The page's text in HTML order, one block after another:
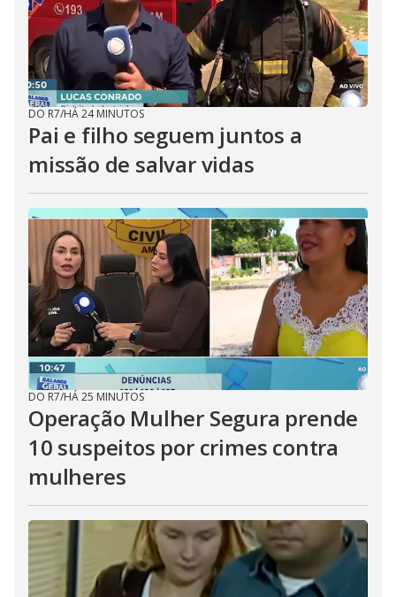
DO R7/HÁ 24 MINUTOS
Pai e filho seguem juntos a
missão de salvar vidas
DO R7/HÁ 25 MINUTOS
Operação Mulher Segura prende
10 suspeitos por crimes contra
mulheres